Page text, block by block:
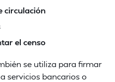
circulación
el censo
se utiliza para firmar
servicios bancarios o